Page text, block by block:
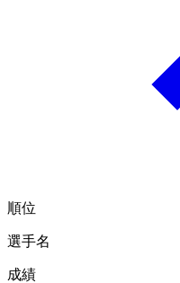
順位
選手名
成績